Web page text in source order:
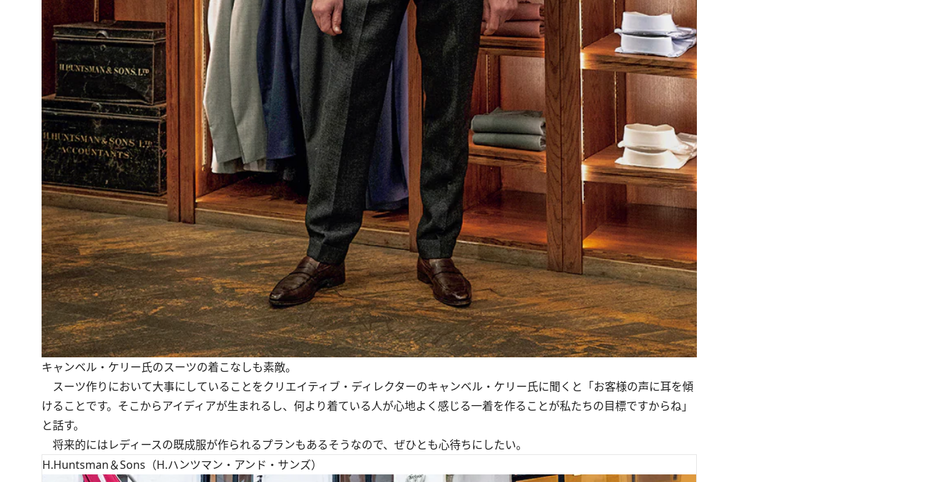
キャンベル・ケリー氏のスーツの着こなしも素敵。
スーツ作りにおいて大事にしていることをクリエイティブ・ディレクターのキャンベル・ケリー氏に聞くと「お客様の声に耳を傾
けることです。そこからアイディアが生まれるし、何より着ている人が心地よく感じる一着を作ることが私たちの目標ですからね」
と話す。
将来的にはレディースの既成服が作られるプランもあるそうなので、ぜひとも心待ちにしたい。
H.Huntsman＆Sons（H.ハンツマン・アンド・サンズ）